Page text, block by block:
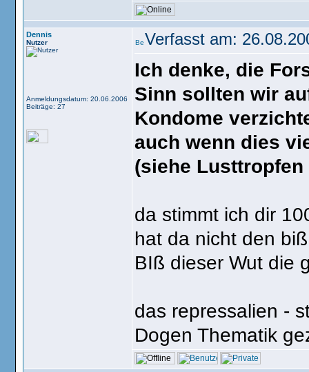
Dennis
Nutzer
Anmeldungsdatum: 20.06.2006
Beiträge: 27
Verfasst am:
Ich denke, die
Sinn sollten wir
Kondome
auch wenn dies
(siehe Lusttropfen
da stimmt ich dir
hat da nicht den
BIß dieser Wut die
das repressalien -
Dogen Thematik